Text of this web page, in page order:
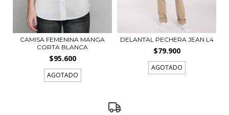
CAMISA FEMENINA MANGA
CORTA BLANCA
$95.600
AGOTADO
DELANTAL PECHERA JEAN L4
$79.900
AGOTADO